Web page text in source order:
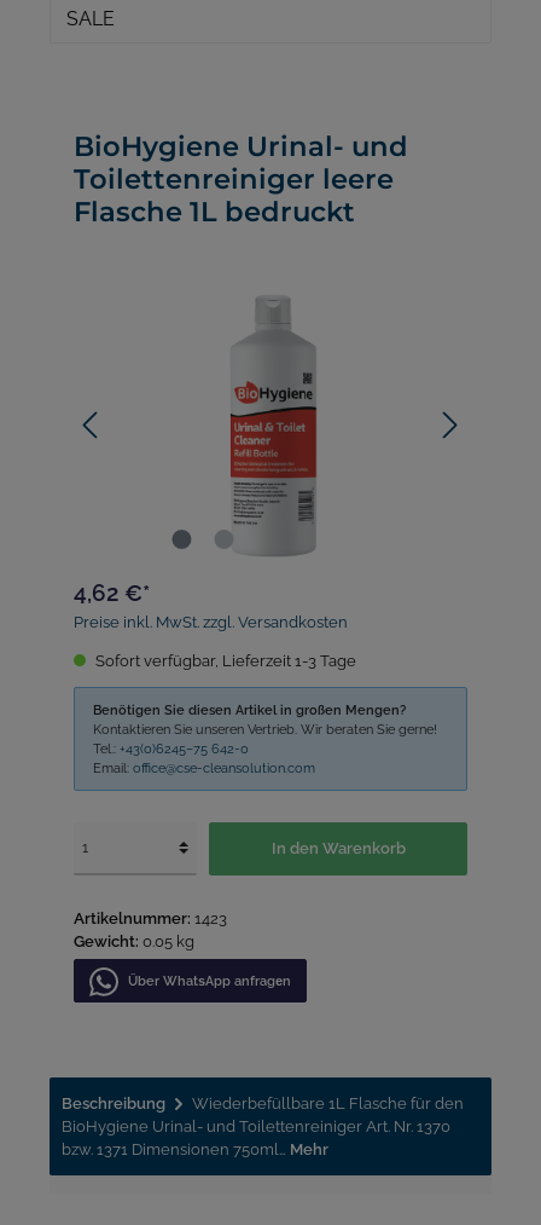
SALE
BioHygiene Urinal- und
Toilettenreiniger leere
Flasche 1L bedruckt
4,62 €*
Preise inkl. MwSt. zzgl. Versandkosten
Sofort verfügbar, Lieferzeit 1-3 Tage
Benötigen Sie diesen Artikel in großen Mengen?
Kontaktieren Sie unseren Vertrieb. Wir beraten Sie gerne!
Tel.: +43(0)6245–75 642-0
Email: office@cse-cleansolution.com
In den Warenkorb
Artikelnummer: 1423
Gewicht: 0.05 kg
Über WhatѕApp anfragеn
Beschreibung
Wiederbefüllbare 1L Flasche für den
BioHygiene Urinal- und Toilettenreiniger Art. Nr. 1370
bzw. 1371 Dimensionen 750ml… Mehr